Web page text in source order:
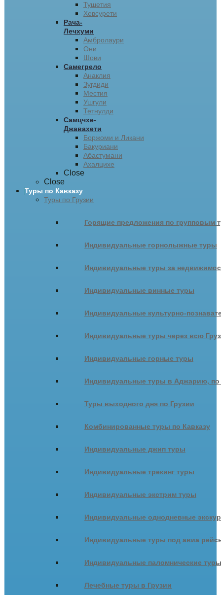
Тушетия
Хевсурети
Рача-
Лечхуми
Амбролаури
Они
Шови
Самегрело
Анаклия
Зугдиди
Местия
Ушгули
Тетнулди
Самцчхе-
Джавахети
Боржоми и Ликани
Бакуриани
Абастумани
Ахалцихе
Close
Close
Туры по Кавказу
Туры по Грузии
Горящие предложения по групповым
Индивидуальные горнолыжные туры
Индивидуальные туры за
Индивидуальные винные туры
Индивидуальные культурно-
Индивидуальные туры через всю
Индивидуальные горные туры
Индивидуальные туры в Аджарию,
Туры выходного дня по Грузии
Комбинированные туры по Кавказу
Индивидуальные джип туры
Индивидуальные трекинг туры
Индивидуальные экстрим туры
Индивидуальные однодневные
Индивидуальные туры под авиа
Индивидуальные паломнические туры
Лечебные туры в Грузии